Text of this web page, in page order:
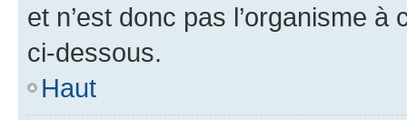
et n’est donc pas l’organisme
ci-dessous.
Haut